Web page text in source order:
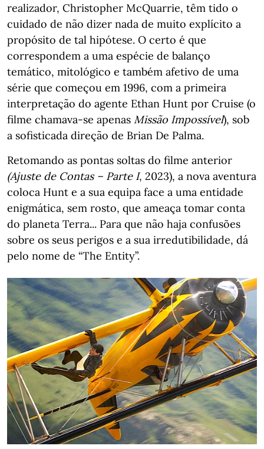
realizador, Christopher McQuarrie, têm tido o
cuidado de não dizer nada de muito explícito a
propósito de tal hipótese. O certo é que
correspondem a uma espécie de balanço
temático, mitológico e também afetivo de uma
série que começou em 1996, com a primeira
interpretação do agente Ethan Hunt por Cruise (o
filme chamava-se apenas Missão Impossível), sob
a sofisticada direção de Brian De Palma.
Retomando as pontas soltas do filme anterior
(Ajuste de Contas – Parte I, 2023), a nova aventura
coloca Hunt e a sua equipa face a uma entidade
enigmática, sem rosto, que ameaça tomar conta
do planeta Terra... Para que não haja confusões
sobre os seus perigos e a sua irredutibilidade, dá
pelo nome de “The Entity”.